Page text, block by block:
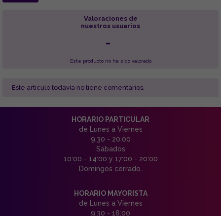
Valoraciones de
nuestros usuarios
-
Este producto no ha sido valorado
- Este articulo todavía no tiene comentarios.
HORARIO PARTICULAR
de Lunes a Viernes
9:30 - 20:00
Sábados
10:00 - 14:00 y 17:00 - 20:00
Domingos cerrado.
HORARIO MAYORISTA
de Lunes a Viernes
9:30 - 18:00